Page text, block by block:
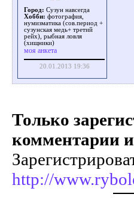
Город: Сузун навсегда
Хобби: фотография,
нумизматика (сов.период +
сузунская медь+ третий
рейх), рыбная ловля
(хищники)
моя анкета
20.01.2013 19:36
Только
комментарии
http://